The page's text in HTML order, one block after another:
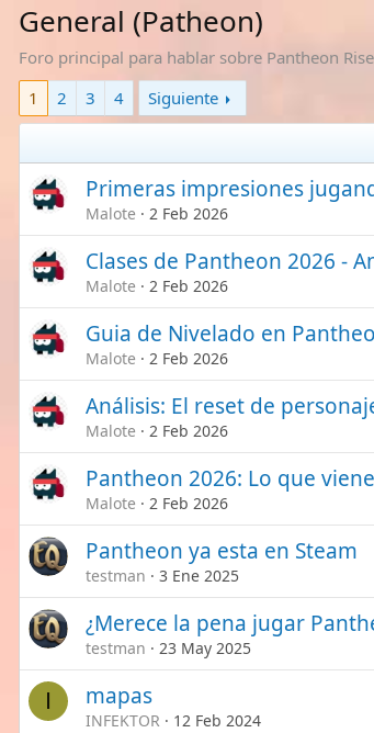
General (Patheon)
Foro principal para hablar sobre Pantheon
1
2 3 4 Siguiente
Primeras impresiones
Malote 2 Feb 2026
Clases de Pantheon 2026 -
Malote 2 Feb 2026
Guia de Nivelado en
Malote 2 Feb 2026
Análisis: El reset de
Malote 2 Feb 2026
Pantheon 2026: Lo que
Malote 2 Feb 2026
Pantheon ya esta en Steam
testman 3 Ene 2025
¿Merece la pena jugar
testman 23 May 2025
I mapas
INFEKTOR 12 Feb 2024